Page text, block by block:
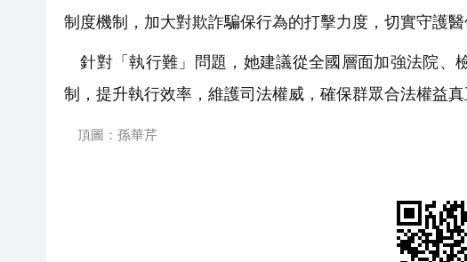
制度機制，加大對欺詐騙保行為的打擊力度，切實守護
針對「執行難」問題，她建議從全國層面加強法院、
制，提升執行效率，維護司法權威，確保群眾合法權益真
頂圖：孫華芹